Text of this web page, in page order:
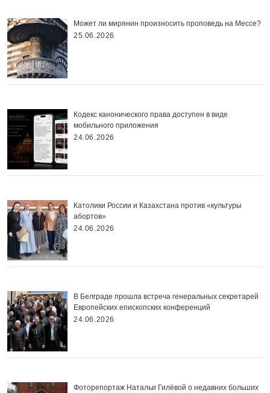
Может ли мирянин произносить проповедь на Мессе?
25.06.2026
Кодекс канонического права доступен в виде
мобильного приложения
24.06.2026
Католики России и Казахстана против «культуры
абортов»
24.06.2026
В Белграде прошла встреча генеральных секретарей
Европейских епископских конференций
24.06.2026
Фоторепортаж Натальи Гилёвой о недавних больших